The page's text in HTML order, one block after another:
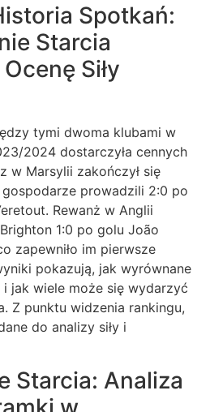
Spotkań:
Starcia
Siły
tymi dwoma klubami w
2024 dostarczyła cennych
w Marsylii zakończył się
prowadzili 2:0 po
Rewanż w Anglii
1:0 po golu João
zapewniło im pierwsze
pokazują, jak wyrównane
jak wiele może się wydarzyć
Z punktu widzenia rankingu,
do analizy siły i
Starcia: Analiza